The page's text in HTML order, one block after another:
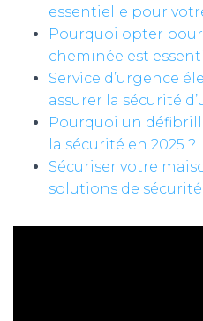
essentielle pour
Pourquoi opter
cheminée est
Service d’urgence
assurer la sécurité
Pourquoi un
la sécurité en 2025 ?
Sécuriser votre
solutions de sécurité